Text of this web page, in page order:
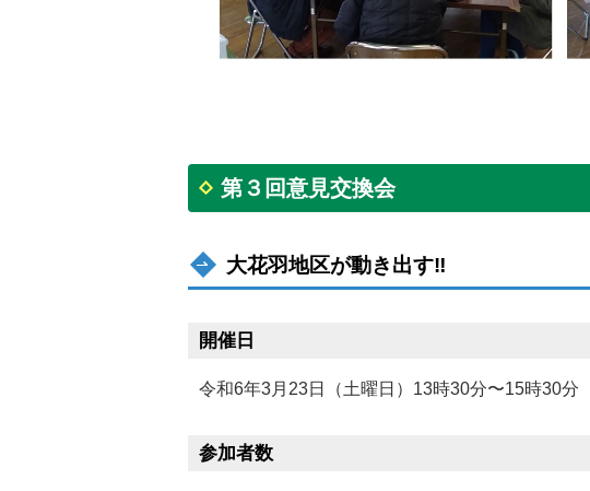
第３回意見交換会
大花羽地区が動き出す‼
開催日
令和6年3月23日（土曜日）13時30分〜15時30分
参加者数